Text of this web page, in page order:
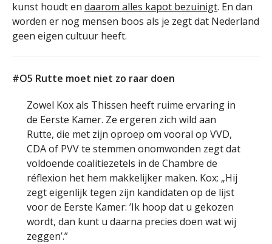
kunst houdt en daarom alles kapot bezuinigt. En dan
worden er nog mensen boos als je zegt dat Nederland
geen eigen cultuur heeft.
#O5 Rutte moet niet zo raar doen
Zowel Kox als Thissen heeft ruime ervaring in
de Eerste Kamer. Ze ergeren zich wild aan
Rutte, die met zijn oproep om vooral op VVD,
CDA of PVV te stemmen onomwonden zegt dat
voldoende coalitiezetels in de Chambre de
réflexion het hem makkelijker maken. Kox: „Hij
zegt eigenlijk tegen zijn kandidaten op de lijst
voor de Eerste Kamer: ’Ik hoop dat u gekozen
wordt, dan kunt u daarna precies doen wat wij
zeggen’.”